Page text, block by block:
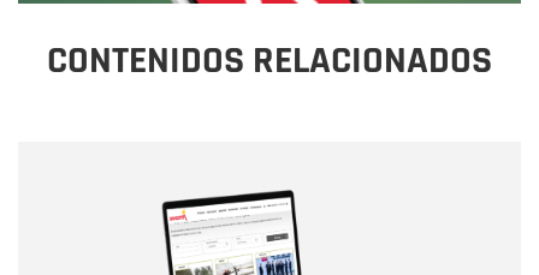
CONTENIDOS RELACIONADOS
Correo electrónico